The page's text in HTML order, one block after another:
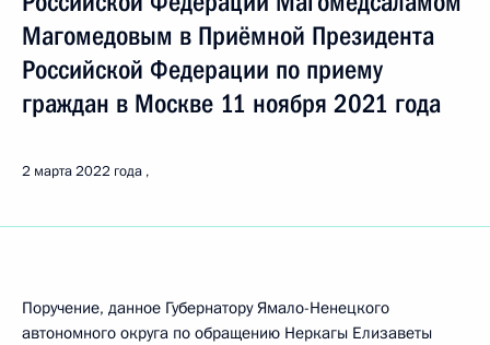
Магомедовым в Приёмной Президента
Российской Федерации по приему
граждан в Москве 11 ноября 2021 года
2 марта 2022 года
Поручение, данное Губернатору Ямало-Ненецкого
автономного округа по обращению Неркагы Елизаветы